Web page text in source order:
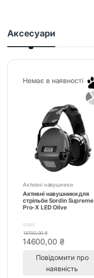
Аксесуари
Немає в наявності
Активні навушники
Активні навушники для
стрільби Sordin Supreme
Pro-X LED Olive
0
o
14600,00 ₴
14700,00₴
Повідомити про
наявність